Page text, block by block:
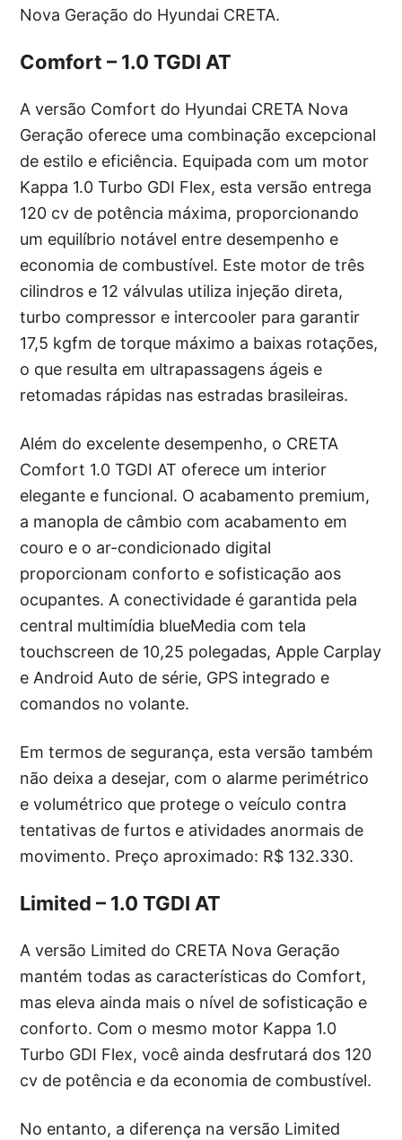
Nova Geração do Hyundai CRETA.
Comfort – 1.0 TGDI AT
A versão Comfort do Hyundai CRETA Nova
Geração oferece uma combinação excepcional
de estilo e eficiência. Equipada com um motor
Kappa 1.0 Turbo GDI Flex, esta versão entrega
120 cv de potência máxima, proporcionando
um equilíbrio notável entre desempenho e
economia de combustível. Este motor de três
cilindros e 12 válvulas utiliza injeção direta,
turbo compressor e intercooler para garantir
17,5 kgfm de torque máximo a baixas rotações,
o que resulta em ultrapassagens ágeis e
retomadas rápidas nas estradas brasileiras.
Além do excelente desempenho, o CRETA
Comfort 1.0 TGDI AT oferece um interior
elegante e funcional. O acabamento premium,
a manopla de câmbio com acabamento em
couro e o ar-condicionado digital
proporcionam conforto e sofisticação aos
ocupantes. A conectividade é garantida pela
central multimídia blueMedia com tela
touchscreen de 10,25 polegadas, Apple Carplay
e Android Auto de série, GPS integrado e
comandos no volante.
Em termos de segurança, esta versão também
não deixa a desejar, com o alarme perimétrico
e volumétrico que protege o veículo contra
tentativas de furtos e atividades anormais de
movimento. Preço aproximado: R$ 132.330.
Limited – 1.0 TGDI AT
A versão Limited do CRETA Nova Geração
mantém todas as características do Comfort,
mas eleva ainda mais o nível de sofisticação e
conforto. Com o mesmo motor Kappa 1.0
Turbo GDI Flex, você ainda desfrutará dos 120
cv de potência e da economia de combustível.
No entanto, a diferença na versão Limited